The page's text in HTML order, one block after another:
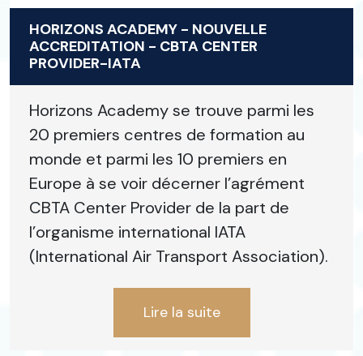
HORIZONS ACADEMY - NOUVELLE
ACCREDITATION - CBTA CENTER
PROVIDER-IATA
Horizons Academy se trouve parmi les
20 premiers centres de formation au
monde et parmi les 10 premiers en
Europe à se voir décerner l’agrément
CBTA Center Provider de la part de
l’organisme international IATA
(International Air Transport Association).
Lire la suite